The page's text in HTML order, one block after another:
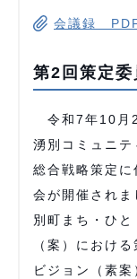
会議録
第2回策定委
令和7年10月
湧別コミュニ
総合戦略策定
会が開催され
別町まち・ひ
（案）におけ
ビジョン（素